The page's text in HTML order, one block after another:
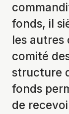
fonds, il
les
comité
structure
fonds
de